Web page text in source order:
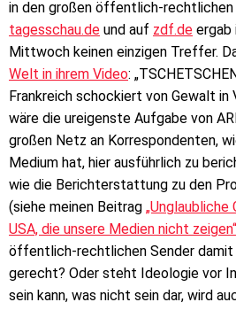
in den großen öffentlich-rechtlichen
tagesschau.de und auf zdf.de ergab
Mittwoch keinen einzigen Treffer.
Welt in ihrem Video:
Frankreich schockiert von Gewalt in
wäre die ureigenste Aufgabe von
großen Netz an Korrespondenten,
Medium hat, hier ausführlich zu
wie die Berichterstattung zu den
(siehe meinen Beitrag „Unglaubliche
USA, die unsere Medien nicht zeigen“
öffentlich-rechtlichen Sender damit
gerecht? Oder steht Ideologie vor
sein kann, was nicht sein dar, wird